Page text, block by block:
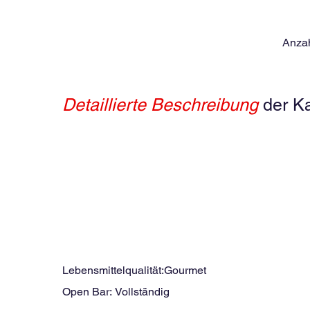
Detaillierte Beschreibungder
Lebensmittelqualität:Gourmet
Open Bar: Vollständig